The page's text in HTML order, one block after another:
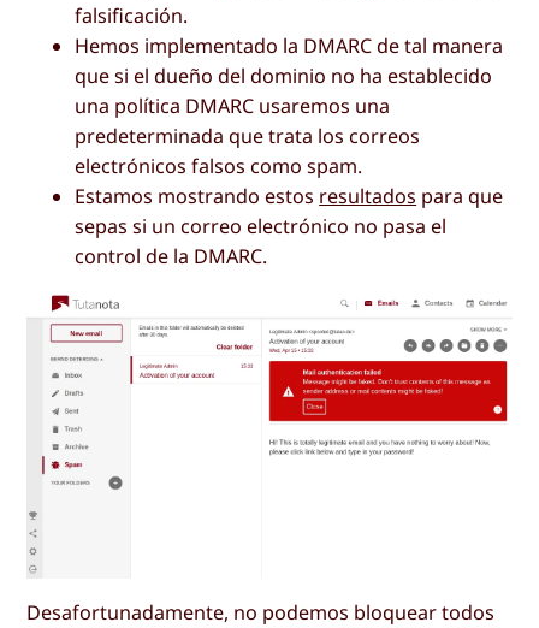
falsificación.
Hemos implementado la DMARC de tal manera
que si el dueño del dominio no ha establecido
una política DMARC usaremos una
predeterminada que trata los correos
electrónicos falsos como spam.
Estamos mostrando estos resultados para que
sepas si un correo electrónico no pasa el
control de la DMARC.
Desafortunadamente, no podemos bloquear todos